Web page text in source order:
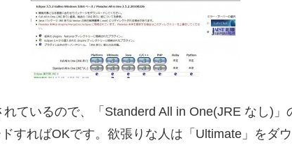
ているので、「Standerd All in One(JRE なし)
すればOKです。欲張りな人は「Ultimate」をダ